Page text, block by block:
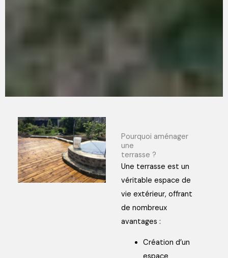
Pourquoi aménager
une
terrasse ?
Une terrasse est un
véritable espace de
vie extérieur, offrant
de nombreux
avantages :
Création d’un